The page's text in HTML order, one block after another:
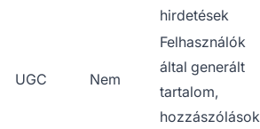
hirdetések
UGC Nem
Felhasználók
által generált
tartalom,
hozzászólások